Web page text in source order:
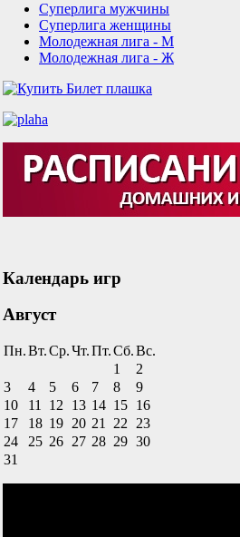
Суперлига мужчины
Суперлига женщины
Молодежная лига - М
Молодежная лига - Ж
Календарь игр
Август
Пн.Вт.Ср.Чт.Пт.Сб.Вс.
1
2
3
4 5 6 7 8
9
10
11 12 13 14 15 16
17
18 19 20 21 22
23
24
25 26 27 28 29 30
31